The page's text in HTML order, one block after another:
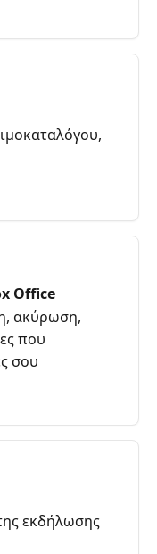
παραγγελίας - Box Office
ακύρωση,
που
σου
εκδήλωσης